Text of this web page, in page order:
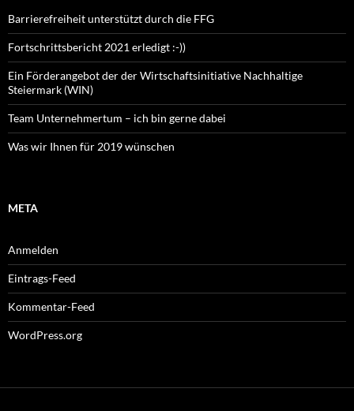
Barrierefreiheit unterstützt durch die FFG
Fortschrittsbericht 2021 erledigt :-))
Ein Förderangebot der der Wirtschaftsinitiative Nachhaltige
Steiermark (WIN)
Team Unternehmertum – ich bin gerne dabei
Was wir Ihnen für 2019 wünschen
META
Anmelden
Eintrags-Feed
Kommentar-Feed
WordPress.org